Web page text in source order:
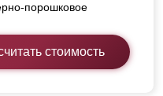
порошковое
стоимость